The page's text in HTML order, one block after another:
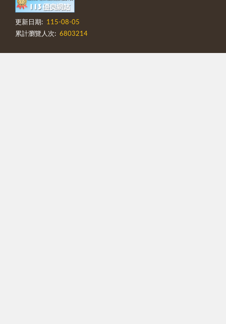
更新日期:
115-08-05
累計瀏覽人次: 6803214